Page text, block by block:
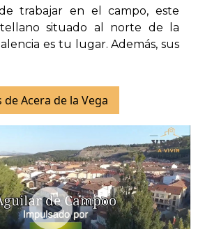
trabajar en el campo, este
situado al norte de la
es tu lugar. Además, sus
Acera de la Vega